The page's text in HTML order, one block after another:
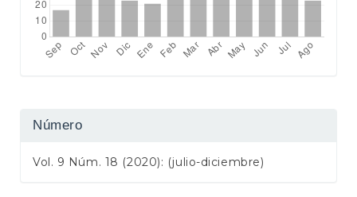
Número
Vol. 9 Núm. 18 (2020): (julio-diciembre)